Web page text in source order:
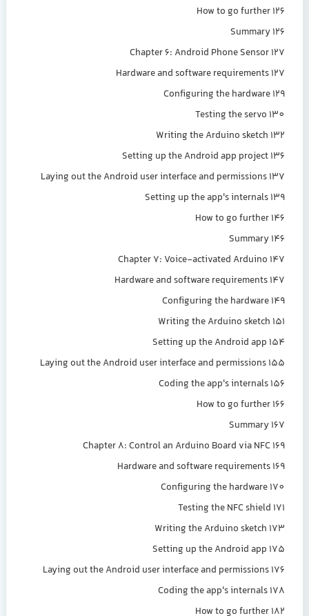
How to go further 126
Summary 126
Chapter 6: Android Phone Sensor 127
Hardware and software requirements 127
Configuring the hardware 129
Testing the servo 130
Writing the Arduino sketch 132
Setting up the Android app project 136
Laying out the Android user interface and permissions 137
Setting up the app's internals 139
How to go further 146
Summary 146
Chapter 7: Voice-activated Arduino 147
Hardware and software requirements 147
Configuring the hardware 149
Writing the Arduino sketch 151
Setting up the Android app 154
Laying out the Android user interface and permissions 155
Coding the app's internals 156
How to go further 166
Summary 167
Chapter 8: Control an Arduino Board via NFC 169
Hardware and software requirements 169
Configuring the hardware 170
Testing the NFC shield 171
Writing the Arduino sketch 173
Setting up the Android app 175
Laying out the Android user interface and permissions 176
Coding the app's internals 178
How to go further 182